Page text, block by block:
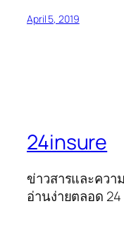
April 5, 2019
24insure
ข่าวสารและคว
อ่านง่ายตลอด 24